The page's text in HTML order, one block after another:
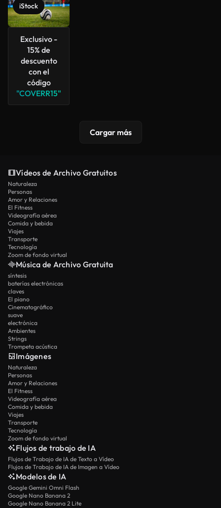
iStock
Exclusivo -
15% de
descuento
con el
código
"COVERR15"
Cargar más
Vídeos de Archivo Gratuitos
Naturaleza
Personas
Amor y Relaciones
El Fitness
Videografía aérea
Comida y bebida
Viajes
Transporte
Tecnología
Zoom de fondo virtual
Música de Archivo Gratuita
síntesis
baterías electrónicas
claves
El piano
Cinematográfico
suave
electrónica
Ambientes
Strings
Trompeta acústica
Imágenes
Naturaleza
Personas
Amor y Relaciones
El Fitness
Videografía aérea
Comida y bebida
Viajes
Transporte
Tecnología
Zoom de fondo virtual
Flujos de trabajo de IA
Flujos de Trabajo de IA de Texto a Vídeo
Flujos de Trabajo de IA de Imagen a Vídeo
Modelos de IA
Google Gemini Omni Flash
Google Nano Banana 2
Google Nano Banana 2 Lite